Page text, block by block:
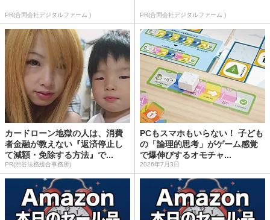
PR(合同会社デジタルファーム ) PR(合同会社デジタルファーム )
カードローン地獄の人は、消費
者金融が教えない『返済停止し
て減額・免除する方法』で...
PR(渋谷法務総合事務所)
PCもスマホもいらない！ 子ども
の「論理的思考」がゲーム感覚
で爆伸びするオモチャ...
2026年7月3日